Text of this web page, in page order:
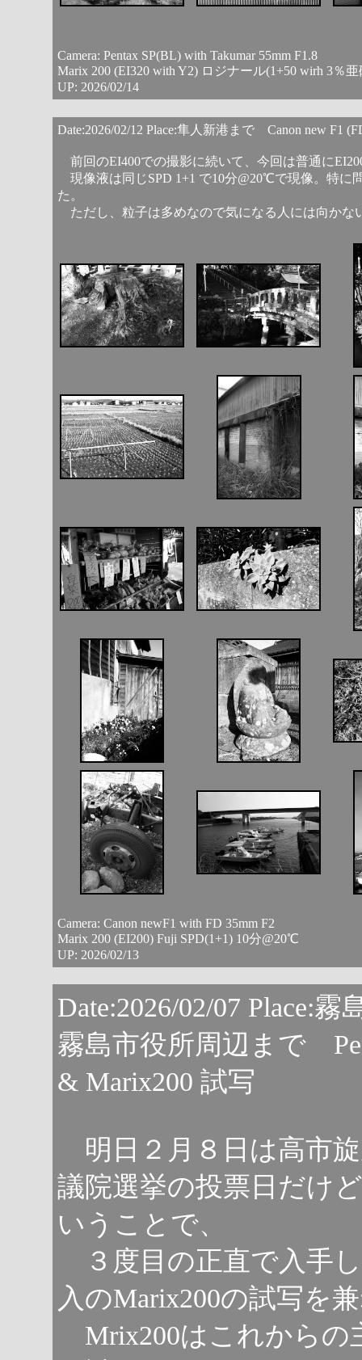
Camera: Pentax SP(BL) with Takumar 55mm F1.8
Marix 200 (EI320 with Y2) ロジナール(1+50 wirh 3％
UP: 2026/02/14
Date:2026/02/12 Place:隼人新港まで Canon new F1
前回のEI400での撮影に続いて、今回は普通に
現像液は同じSPD 1+1 で10分@20℃で現像。特に
た。
ただし、粒子は多めなので気になる人には向かな
Camera: Canon newF1 with FD 35mm F2
Marix 200 (EI200) Fuji SPD(1+1) 10分@20℃
UP: 2026/02/13
Date:2026/02/07 Place:
霧島市役所周辺まで
& Marix200 試写
明日２月８日は高市
議院選挙の投票日だけ
いうことで、
３度目の正直で入手し
入のMarix200の試写を
Mrix200はこれからの